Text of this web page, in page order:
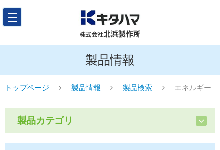
製品情報
トップページ 製品情報 製品検索 エネルギー
製品カテゴリ